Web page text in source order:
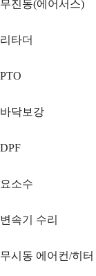
무진동(에어서스)
리타더
PTO
바닥보강
DPF
요소수
변속기 수리
무시동 에어컨/히터